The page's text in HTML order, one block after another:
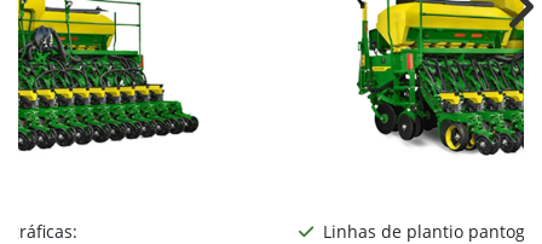
Linhas de plantio